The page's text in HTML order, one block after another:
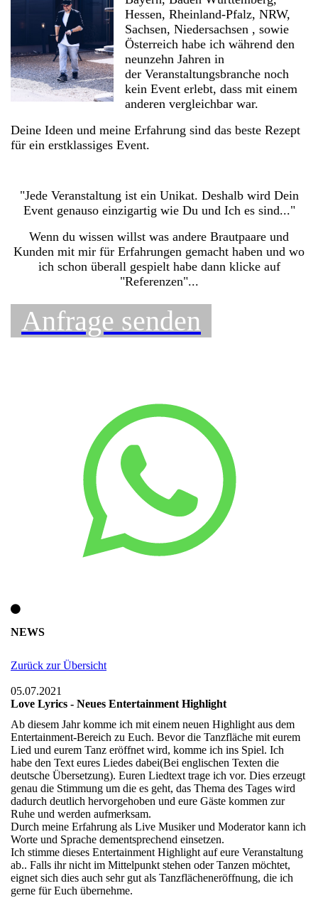
Hessen, Rheinland-Pfalz, NRW,
Sachsen, Niedersachsen , sowie
Österreich habe ich während den
neunzehn Jahren in
der Veranstaltungsbranche noch
kein Event erlebt, dass mit einem
anderen vergleichbar war.
Deine Ideen und meine Erfahrung sind das beste Rezept
für ein erstklassiges Event.
"Jede Veranstaltung ist ein Unikat. Deshalb wird Dein
Event genauso einzigartig wie Du und Ich es sind..."
Wenn du wissen willst was andere Brautpaare und
Kunden mit mir für Erfahrungen gemacht haben und wo
ich schon überall gespielt habe dann klicke auf
"Referenzen"...
Anfrage senden
NEWS
Zurück zur Übersicht
05.07.2021
Love Lyrics - Neues Entertainment Highlight
Ab diesem Jahr komme ich mit einem neuen Highlight aus dem
Entertainment-Bereich zu Euch. Bevor die Tanzfläche mit eurem
Lied und eurem Tanz eröffnet wird, komme ich ins Spiel. Ich
habe den Text eures Liedes dabei(Bei englischen Texten die
deutsche Übersetzung). Euren Liedtext trage ich vor. Dies erzeugt
genau die Stimmung um die es geht, das Thema des Tages wird
dadurch deutlich hervorgehoben und eure Gäste kommen zur
Ruhe und werden aufmerksam.
Durch meine Erfahrung als Live Musiker und Moderator kann ich
Worte und Sprache dementsprechend einsetzen.
Ich stimme dieses Entertainment Highlight auf eure Veranstaltung
ab.. Falls ihr nicht im Mittelpunkt stehen oder Tanzen möchtet,
eignet sich dies auch sehr gut als Tanzflächeneröffnung, die ich
gerne für Euch übernehme.